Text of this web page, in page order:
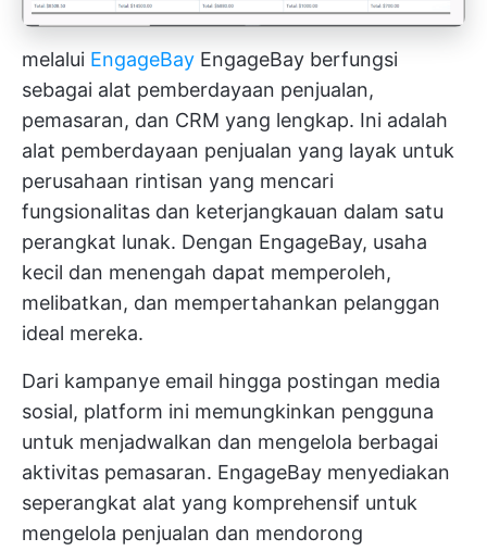
melalui EngageBay EngageBay berfungsi
sebagai alat pemberdayaan penjualan,
pemasaran, dan CRM yang lengkap. Ini adalah
alat pemberdayaan penjualan yang layak untuk
perusahaan rintisan yang mencari
fungsionalitas dan keterjangkauan dalam satu
perangkat lunak. Dengan EngageBay, usaha
kecil dan menengah dapat memperoleh,
melibatkan, dan mempertahankan pelanggan
ideal mereka.
Dari kampanye email hingga postingan media
sosial, platform ini memungkinkan pengguna
untuk menjadwalkan dan mengelola berbagai
aktivitas pemasaran. EngageBay menyediakan
seperangkat alat yang komprehensif untuk
mengelola penjualan dan mendorong